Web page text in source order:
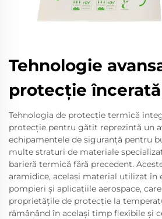
Tehnologie
protecție încerată
Tehnologia de protecție termică
protecție pentru gătit reprezintă un
echipamentele de siguranță pentru
multe straturi de materiale
barieră termică fără precedent.
aramidice, același material utilizat în
pompieri și aplicațiile aerospace,
proprietățile de protecție la
rămânând în același timp flexibile și